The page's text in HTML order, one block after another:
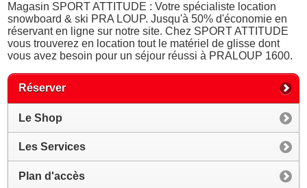
Magasin SPORT ATTITUDE : Votre spécialiste location
snowboard & ski PRA LOUP. Jusqu'à 50% d'économie en
réservant en ligne sur notre site. Chez SPORT ATTITUDE
vous trouverez en location tout le matériel de glisse dont
vous avez besoin pour un séjour réussi à PRALOUP 1600.
Réserver
Le Shop
Les Services
Plan d'accès